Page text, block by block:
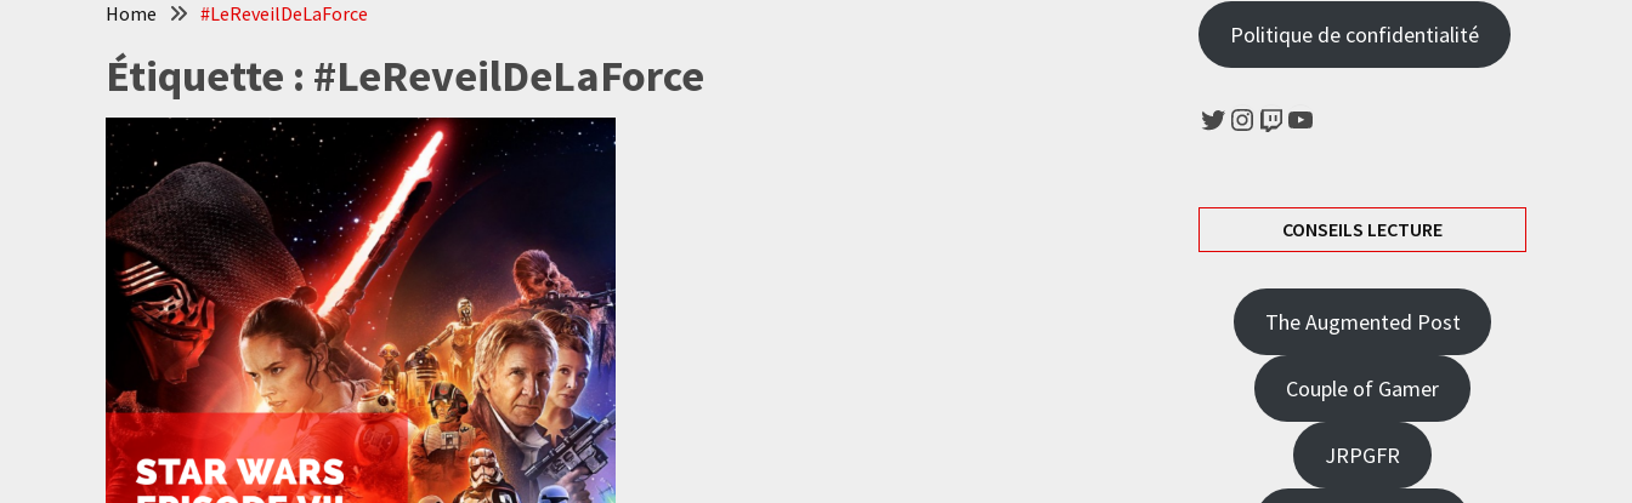
Home #LeReveilDeLaForce
Étiquette : #LeReveilDeLaForce
Politique de confidentialité
Twitter
Instagram
TwitchYouTube
CONSEILS LECTURE
The Augmented Post
Couple of Gamer
JRPGFR